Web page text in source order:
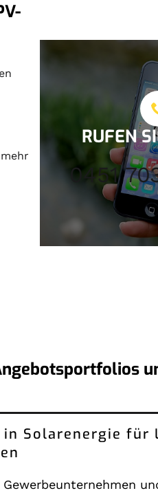
RUFEN
0451
in Solarenergie